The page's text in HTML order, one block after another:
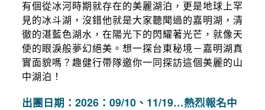
出團日期：2026：09/10、11/19…熱烈報名中
有個從冰河時期就存在的美麗湖泊，更是地球上罕
見的冰斗湖，沒錯他就是大家聽聞過的嘉明湖，清
徹的湛藍色湖水，在陽光下的閃耀著光芒，就像天
使的眼淚般夢幻絕美。想一探台東秘境－嘉明湖真
實面貌嗎？趣健行帶隊邀你一同探訪這個美麗的山
中湖泊！